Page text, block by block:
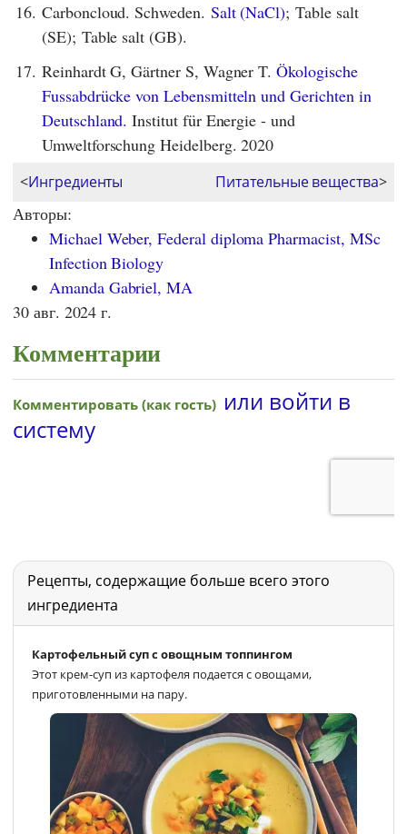
16. Carboncloud. Schweden. Salt (NaCl); Table salt
(SE); Table salt (GB).
17. Reinhardt G, Gärtner S, Wagner T.Ökologische
Fussabdrücke von Lebensmitteln und Gerichten in
Deutschland. Institut für Energie - und
Umweltforschung Heidelberg. 2020
<Ингредиенты Питательные вещества>
Авторы:
Michael Weber, Federal diploma Pharmacist, MSc
Infection Biology
Amanda Gabriel, MA
30 авг. 2024 г.
Комментарии
Рецепты, содержащие больше всего этого
ингредиента
Картофельный суп с овощным топпингом
Этот крем-суп из картофеля подается с овощами,
приготовленными на пару.